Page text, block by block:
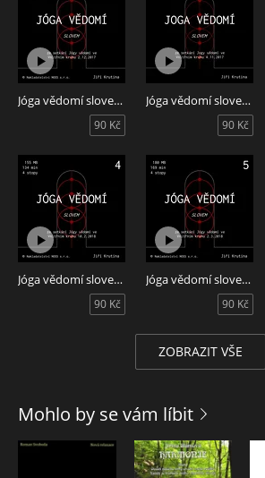
Jóga vědomí slovem 9 – Audiokniha
setkání jógy vědomí v Chodsku z dubna
Jóga vědomí slovem 2
90 Kč
Jóga vědomí slovem 1
90 Kč
Jóga vědomí slovem 4
90 Kč
Jóga vědomí slovem 5
90 Kč
ZOBRAZIT VŠE
Mohlo by se vám líbit